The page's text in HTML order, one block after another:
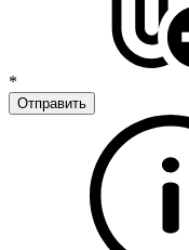
*
Отправить